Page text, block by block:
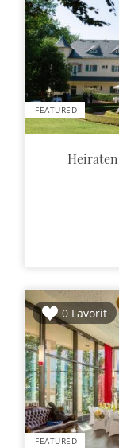
FEATURED
0 Favorit
FEATURED